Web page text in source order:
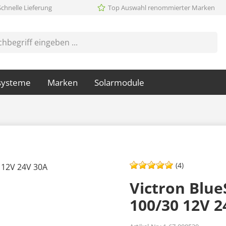
Lieferung Top Auswahl renommierter Marken
Marken Solarmodule
Victron
100/30 12V
(4)